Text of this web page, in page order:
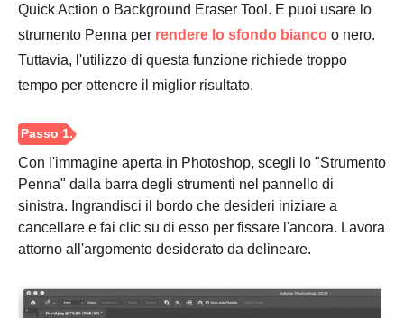
Quick Action o Background Eraser Tool. E puoi usare lo
strumento Penna per rendere lo sfondo bianco o nero.
Tuttavia, l'utilizzo di questa funzione richiede troppo
tempo per ottenere il miglior risultato.
Con l'immagine aperta in Photoshop, scegli lo "Strumento
Penna" dalla barra degli strumenti nel pannello di
sinistra. Ingrandisci il bordo che desideri iniziare a
cancellare e fai clic su di esso per fissare l'ancora. Lavora
attorno all'argomento desiderato da delineare.